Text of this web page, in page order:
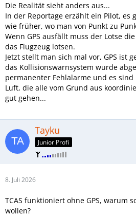
Die Realität sieht anders aus...
In der Reportage erzählt ein Pilot, es
wie früher, wo man von Punkt zu
Wenn GPS ausfällt muss der Lotse
das Flugzeug lotsen.
Jetzt stellt man sich mal vor, GPS ist
das Kollisionswarnsystem wurde
permanenter Fehlalarme und es
Luft, die alle vom Grund aus
gut gehen...
Tayku
Junior Profi
8. Juli 2026
TCAS funktioniert ohne GPS, warum
wollen?